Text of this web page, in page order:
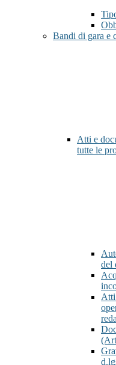
Bandi di gara e
Atti e
tutte le
del
Atti